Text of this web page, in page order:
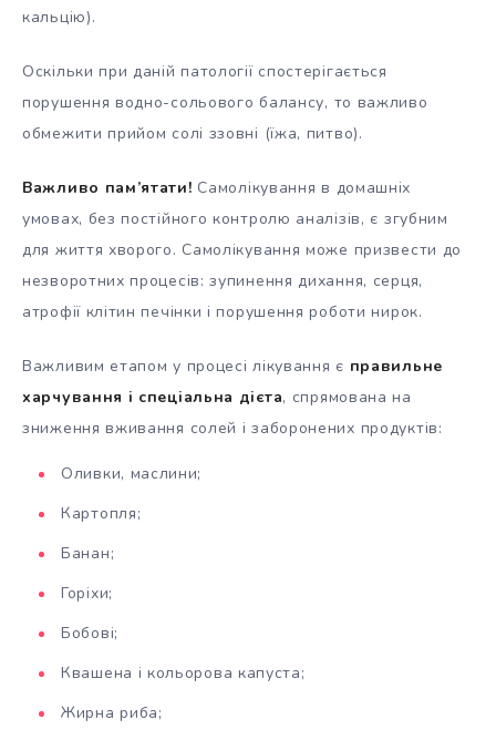
кальцію).
Оскільки при даній патології спостерігається
порушення водно-сольового балансу, то важливо
обмежити прийом солі ззовні (їжа, питво).
Важливо пам’ятати! Самолікування в домашніх
умовах, без постійного контролю аналізів, є згубним
для життя хворого. Самолікування може призвести до
незворотних процесів: зупинення дихання, серця,
атрофії клітин печінки і порушення роботи нирок.
Важливим етапом у процесі лікування є правильне
харчування і спеціальна дієта, спрямована на
зниження вживання солей і заборонених продуктів:
Оливки, маслини;
Картопля;
Банан;
Горіхи;
Бобові;
Квашена і кольорова капуста;
Жирна риба;